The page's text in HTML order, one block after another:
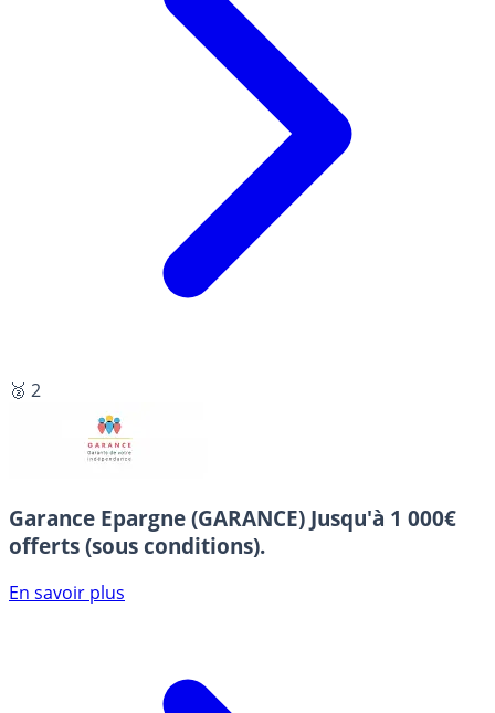
🥈 2
Garance Epargne (GARANCE) Jusqu'à 1 000€
offerts (sous conditions).
En savoir plus